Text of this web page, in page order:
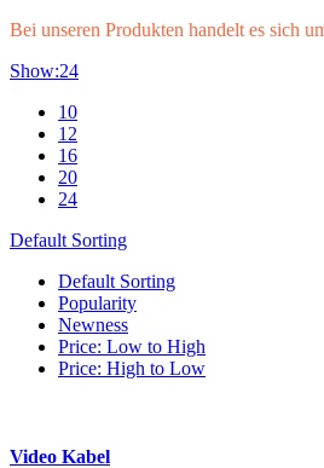
Bei unseren Produkten handelt es sich
Show:24
10
12
16
20
24
Default Sorting
Default Sorting
Popularity
Newness
Price: Low to High
Price: High to Low
Video Kabel